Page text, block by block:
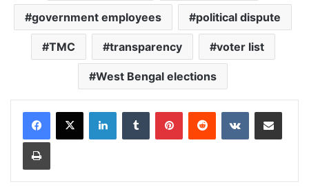
government employees political dispute
TMC transparency voter list
West Bengal elections
LinkedInTumblr PinterestReddit VKontakteShare via Email
Print